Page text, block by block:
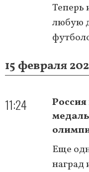
Теперь
любую
15 февраля
11:24
Еще
наград